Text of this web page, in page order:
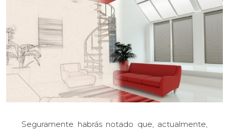
Seguramente habrás notado que, actualmente,